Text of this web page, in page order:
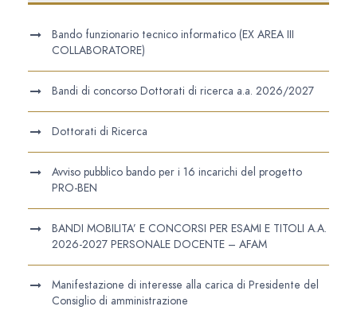
Bando funzionario tecnico informatico (EX AREA III
COLLABORATORE)
Bandi di concorso Dottorati di ricerca a.a. 2026/2027
Dottorati di Ricerca
Avviso pubblico bando per i 16 incarichi del progetto
PRO-BEN
BANDI MOBILITA’ E CONCORSI PER ESAMI E TITOLI A.A.
2026-2027 PERSONALE DOCENTE – AFAM
Manifestazione di interesse alla carica di Presidente del
Consiglio di amministrazione